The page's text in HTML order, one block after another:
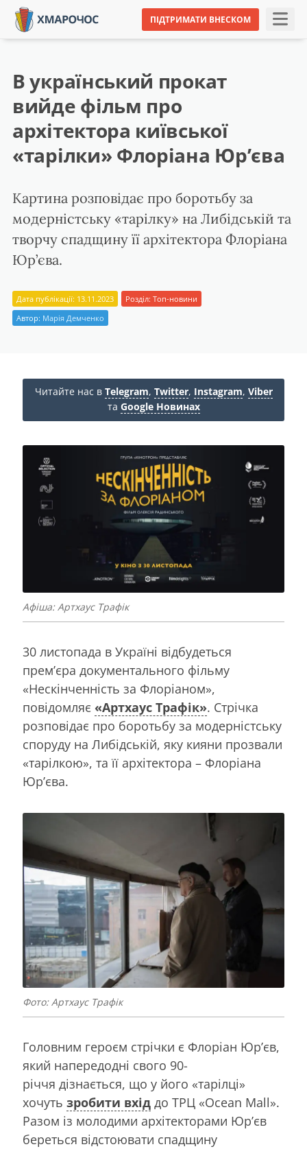
ПІДТРИМАТИ ВНЕСКОМ
В український прокат
вийде фільм про
архітектора київської
«тарілки» Флоріана Юрʼєва
Картина розповідає про боротьбу за
модерністську «тарілку» на Либідській та
творчу спадщину її архітектора Флоріана
Юр’єва.
Дата публікації: 13.11.2023 Розділ: Топ-новини
Автор: Марія Демченко
Читайте нас в Telegram, Twitter, Instagram, Viber
та Google Новинах
Афіша: Артхаус Трафік
30 листопада в Україні відбудеться
премʼєра документального фільму
«Нескінченність за Флоріаном»,
повідомляє «Артхаус Трафік». Стрічка
розповідає про боротьбу за модерністську
споруду на Либідській, яку кияни прозвали
«тарілкою», та її архітектора – Флоріана
Юрʼєва.
Фото: Артхаус Трафік
Головним героєм стрічки є Флоріан Юрʼєв,
який напередодні свого 90-
річчя дізнається, що у його «тарілці»
хочуть зробити вхід до ТРЦ «Ocean Mall».
Разом із молодими архітекторами Юрʼєв
береться відстоювати спадщину